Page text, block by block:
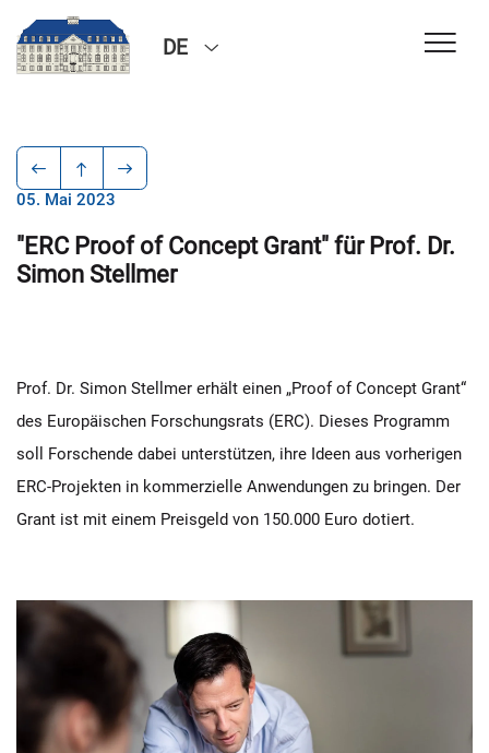
DE
05. Mai 2023
"ERC Proof of Concept Grant" für Prof. Dr.
Simon Stellmer
Prof. Dr. Simon Stellmer erhält einen „Proof of Concept Grant“
des Europäischen Forschungsrats (ERC). Dieses Programm
soll Forschende dabei unterstützen, ihre Ideen aus vorherigen
ERC-Projekten in kommerzielle Anwendungen zu bringen. Der
Grant ist mit einem Preisgeld von 150.000 Euro dotiert.